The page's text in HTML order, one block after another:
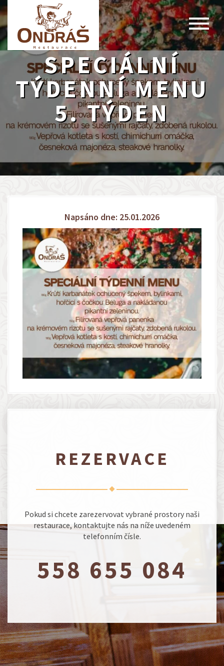
SPECIÁLNÍ
TÝDENNÍ MENU
5. TÝDEN
Napsáno dne: 25.01.2026
REZERVACE
Pokud si chcete zarezervovat vybrané prostory naši
restaurace, kontaktujte nás na níže uvedeném
telefonním čísle.
558 655 084